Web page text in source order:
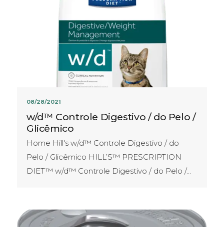
08/28/2021
w/d™ Controle Digestivo / do Pelo /
Glicêmico
Home Hill's w/d™ Controle Digestivo / do
Pelo / Glicêmico HILL’S™ PRESCRIPTION
DIET™ w/d™ Controle Digestivo / do Pelo /…